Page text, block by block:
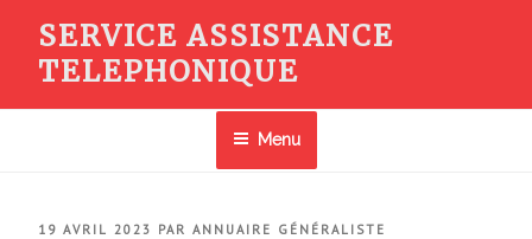
contenu
SERVICE ASSISTANCE
TELEPHONIQUE
Menu
PUBLIÉ
19 AVRIL 2023 PAR ANNUAIRE GÉNÉRALISTE